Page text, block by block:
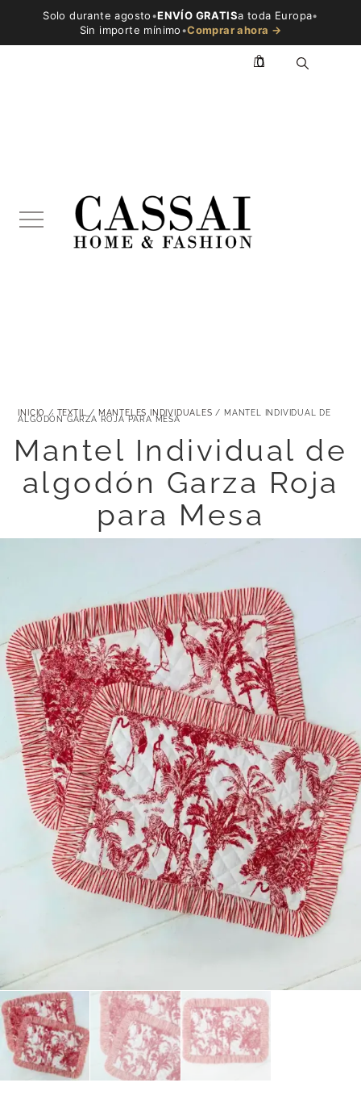
Solo durante agosto•ENVÍO GRATISa toda Europa•
Sin importe mínimo•Comprar ahora →
0
INICIO / TEXTIL / MANTELES INDIVIDUALES / MANTEL INDIVIDUAL DE
ALGODÓN GARZA ROJA PARA MESA
Mantel Individual de
algodón Garza Roja
para Mesa